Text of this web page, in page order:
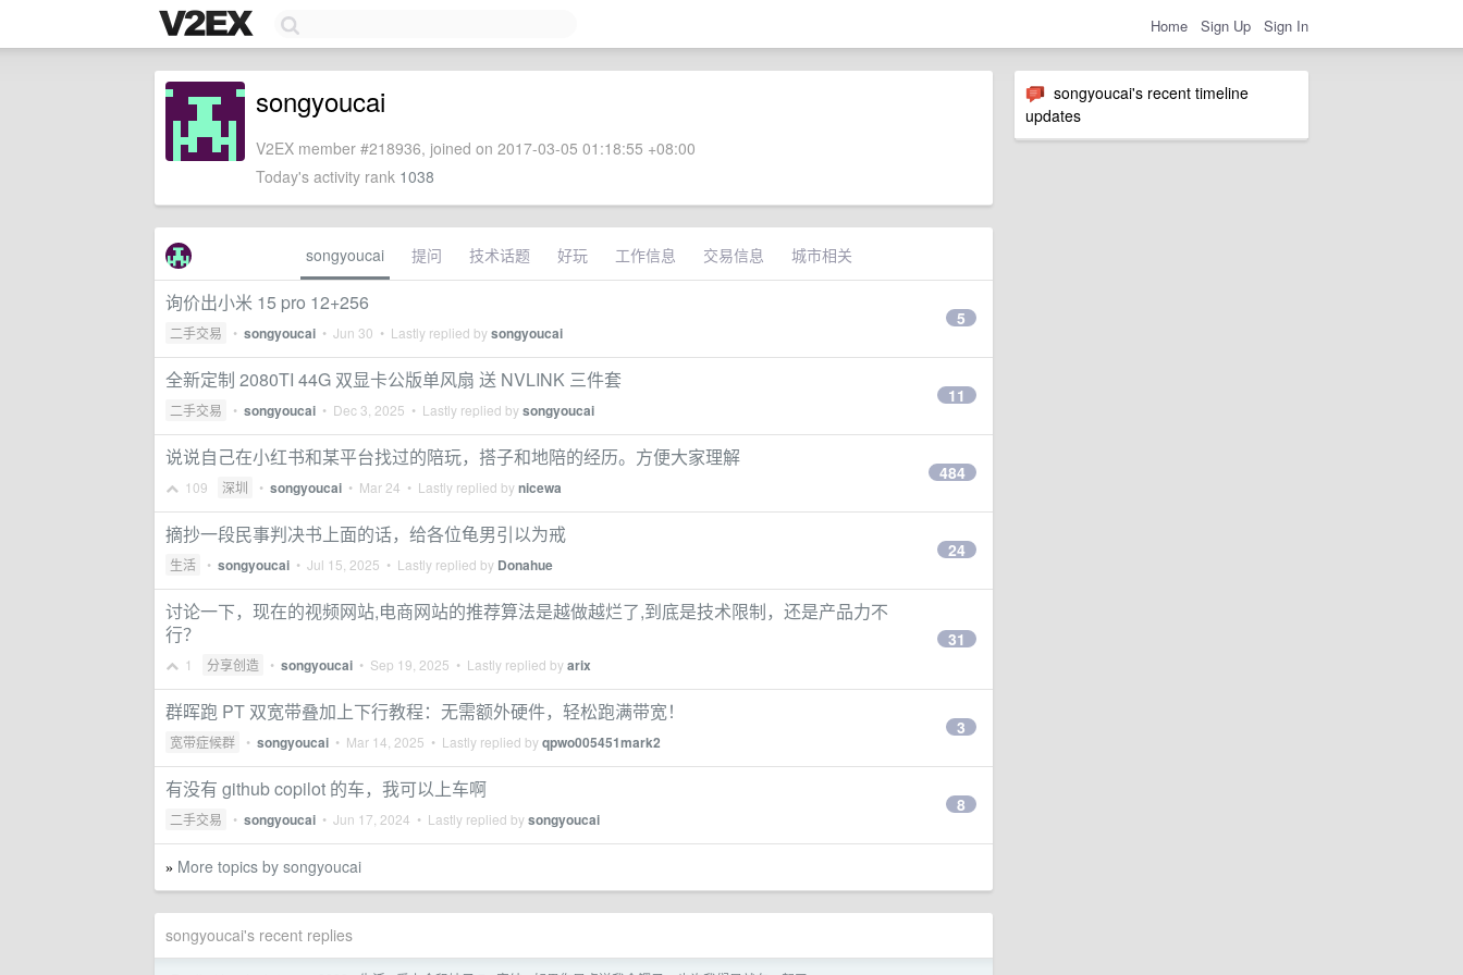
Home Sign Up Sign In
songyoucai's recent timeline
updates
songyoucai
V2EX member #218936, joined on 2017-03-05 01:18:55 +08:00
Today's activity rank 1038
songyoucai 提问 技术话题 好玩 工作信息 交易信息 城市相关
询价出小米 15 pro 12+256
二手交易 • songyoucai • Jun 30 • Lastly replied bysongyoucai
5
全新定制 2080TI 44G 双显卡公版单风扇 送 NVLINK 三件套
二手交易 • songyoucai • Dec 3, 2025 • Lastly replied bysongyoucai
11
说说自己在小红书和某平台找过的陪玩，搭子和地陪的经历。方便大家理解
109 深圳 • songyoucai • Mar 24 • Lastly replied bynicewa
484
摘抄一段民事判决书上面的话，给各位龟男引以为戒
生活 • songyoucai • Jul 15, 2025 • Lastly replied by Donahue
24
讨论一下，现在的视频网站,电商网站的推荐算法是越做越烂了,到底是技术限制，还是产品力不
行？
1 分享创造 • songyoucai • Sep 19, 2025 • Lastly replied byarix
31
群晖跑 PT 双宽带叠加上下行教程：无需额外硬件，轻松跑满带宽！
宽带症候群 • songyoucai • Mar 14, 2025 • Lastly replied byqpwo005451mark2
3
有没有 github copilot 的车，我可以上车啊
二手交易 • songyoucai • Jun 17, 2024 • Lastly replied bysongyoucai
8
» More topics by songyoucai
songyoucai's recent replies